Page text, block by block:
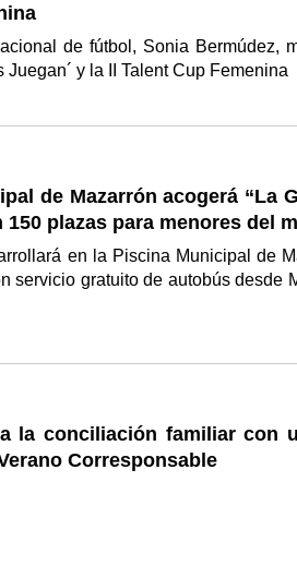
de fútbol, Sonia Bermúdez,
Juegan´ y la II Talent Cup Femenina
de Mazarrón acogerá “La
150 plazas para menores del
en la Piscina Municipal de
servicio gratuito de autobús desde
la conciliación familiar con
Corresponsable